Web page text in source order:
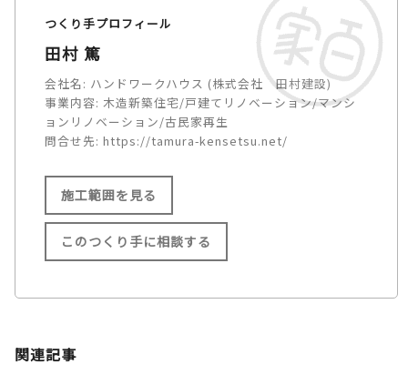
つくり手プロフィール
田村 篤
会社名: ハンドワークハウス (株式会社 田村建設)
事業内容: 木造新築住宅/戸建てリノベーション/マンシ
ョンリノベーション/古民家再生
問合せ先: https://tamura-kensetsu.net/
施工範囲を見る
施工範囲
このつくり手に相談する
関連記事